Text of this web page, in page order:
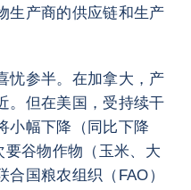
生产商的供应链和生产
忧参半。在加拿大，产
。但在美国，受持续干
小幅下降（同比下降
谷物作物（玉米、大
国粮农组织（FAO）